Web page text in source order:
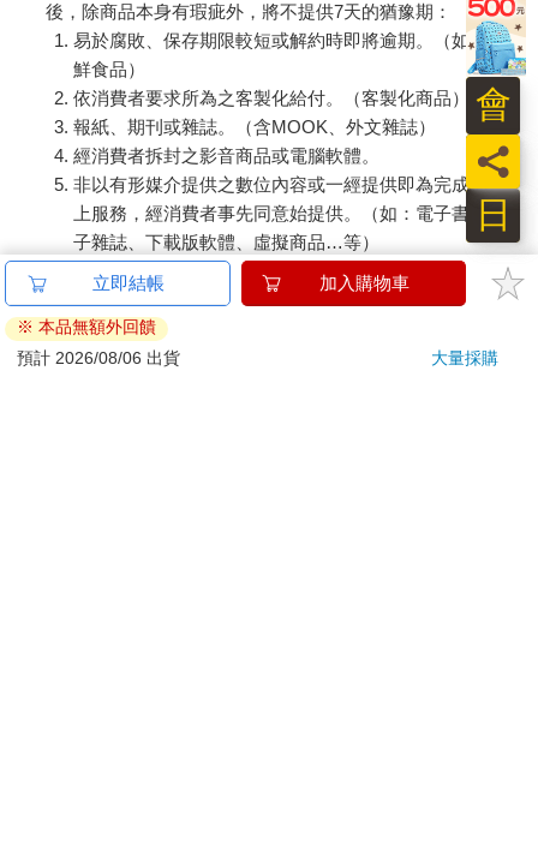
後，除商品本身有瑕疵外，將不提供7天的猶豫期：
易於腐敗、保存期限較短或解約時即將逾期。（如：生
鮮食品）
依消費者要求所為之客製化給付。（客製化商品）
報紙、期刊或雜誌。（含MOOK、外文雜誌）
經消費者拆封之影音商品或電腦軟體。
非以有形媒介提供之數位內容或一經提供即為完成之線
上服務，經消費者事先同意始提供。（如：電子書、電
子雜誌、下載版軟體、虛擬商品…等）
已拆封之個人衛生用品。（如：內衣褲、刮鬍刀、除毛
若非上列種類商品，均享有到貨7天的猶豫期（含例假
日）。
立即結帳 加入購物車
※ 本品無額外回饋
預計 2026/08/06 出貨
大量採購
日
員
會